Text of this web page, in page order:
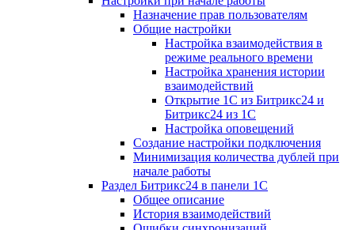
Назначение прав пользователям
Общие настройки
Настройка взаимодействия в
режиме реального времени
Настройка хранения истории
взаимодействий
Открытие 1С из Битрикс24 и
Битрикс24 из 1С
Настройка оповещений
Создание настройки подключения
Минимизация количества дублей при
начале работы
Раздел Битрикс24 в панели 1С
Общее описание
История взаимодействий